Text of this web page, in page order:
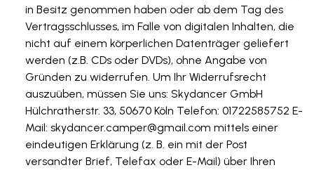
in Besitz genommen haben oder ab dem Tag des
Vertragsschlusses, im Falle von digitalen Inhalten, die
nicht auf einem körperlichen Datenträger geliefert
werden (z.B. CDs oder DVDs), ohne Angabe von
Gründen zu widerrufen. Um Ihr Widerrufsrecht
auszuüben, müssen Sie uns: Skydancer GmbH
Hülchratherstr. 33, 50670 Köln Telefon: 01722585752 E-
Mail: skydancer.camper@gmail.com mittels einer
eindeutigen Erklärung (z. B. ein mit der Post
versandter Brief, Telefax oder E-Mail) über Ihren